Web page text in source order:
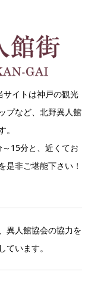
サイトは神戸の観光
プなど、北野異人館
15分と、近くてお
是非ご堪能下さい！
異人館協会の協力を
います。